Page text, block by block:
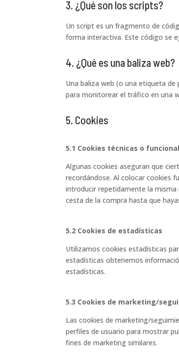
3. ¿Qué son los scripts?
Un script es un fragmento de
forma interactiva. Este código se
4. ¿Qué es una baliza web?
Una baliza web (o una etiqueta
para monitorear el tráfico en una
5. Cookies
5.1 Cookies técnicas o
Algunas cookies aseguran que
recordándose. Al colocar cookies
introducir repetidamente la
cesta de la compra hasta que
5.2 Cookies de estadísticas
Utilizamos cookies estadísticas
estadísticas obtenemos
estadísticas.
5.3 Cookies de marketing/
Las cookies de marketing/
perfiles de usuario para mostrar
fines de marketing similares.